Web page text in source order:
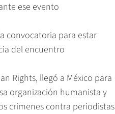
ese evento
convocatoria para estar
del encuentro
Rights, llegó a México para
organización humanista y
crímenes contra periodistas